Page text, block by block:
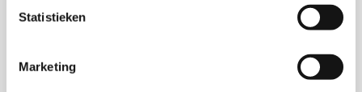
Statistieken
Marketing